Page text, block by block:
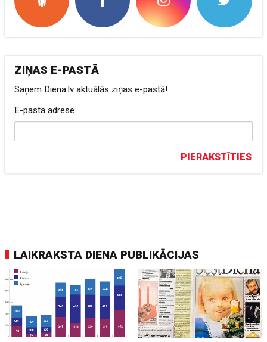
ZIŅAS E-PASTĀ
Saņem Diena.lv aktuālās ziņas e-pastā!
E-pasta adrese
PIERAKSTĪTIES
LAIKRAKSTA DIENA PUBLIKĀCIJAS